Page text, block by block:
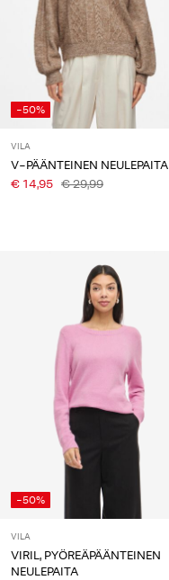
-50%
VILA
V-PÄÄNTEINEN NEULEPAITA
€ 14,95 € 29,99
-50%
VILA
VIRIL, PYÖREÄPÄÄNTEINEN
NEULEPAITA